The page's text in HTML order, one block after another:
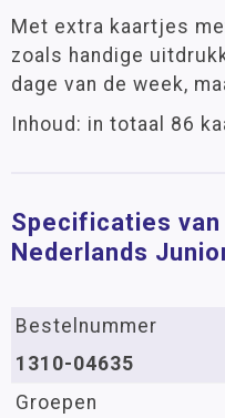
Met extra kaartjes
zoals handige
dage van de week,
Inhoud: in totaal 86
Specificaties
Nederlands
Bestelnummer
1310-04635
Groepen